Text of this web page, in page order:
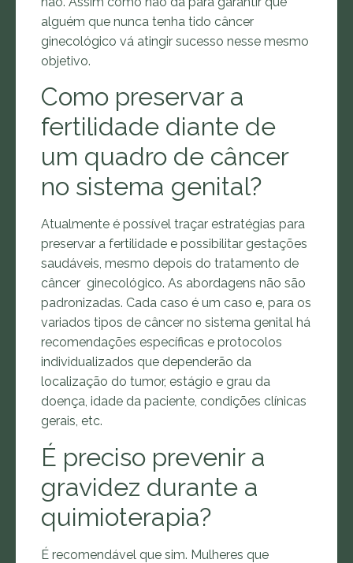
alguém que nunca tenha tido câncer
ginecológico vá atingir sucesso nesse mesmo
objetivo.
Como preservar a
fertilidade diante de
um quadro de câncer
no sistema genital?
Atualmente é possível traçar estratégias para
preservar a fertilidade e possibilitar gestações
saudáveis, mesmo depois do tratamento de
câncer ginecológico. As abordagens não são
padronizadas. Cada caso é um caso e, para os
variados tipos de câncer no sistema genital há
recomendações específicas e protocolos
individualizados que dependerão da
localização do tumor, estágio e grau da
doença, idade da paciente, condições clínicas
gerais, etc.
É preciso prevenir a
gravidez durante a
quimioterapia?
É recomendável que sim. Mulheres que